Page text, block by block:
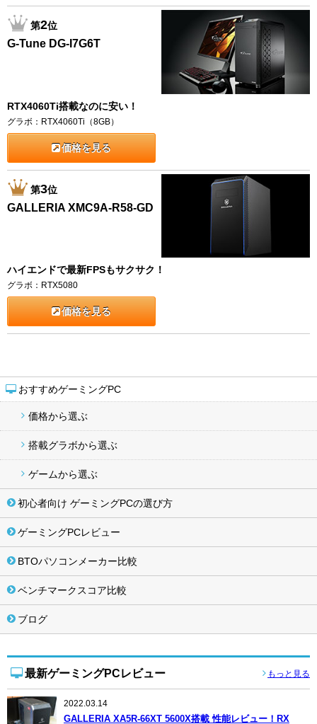
おすすめゲーミングPC
価格から選ぶ
搭載グラボから選ぶ
ゲームから選ぶ
初心者向け ゲーミングPCの選び方
ゲーミングPCレビュー
BTOパソコンメーカー比較
ベンチマークスコア比較
ブログ
最新ゲーミングPCレビュー もっと見る
2022.03.14
GALLERIA XA5R-66XT 5600X搭載 性能レビュー！RX
第2位
G-Tune DG-I7G6T
RTX4060Ti搭載なのに安い！
グラボ：RTX4060Ti（8GB）
価格を見る
第3位
GALLERIA XMC9A-R58-GD
ハイエンドで最新FPSもサクサク！
グラボ：RTX5080
価格を見る